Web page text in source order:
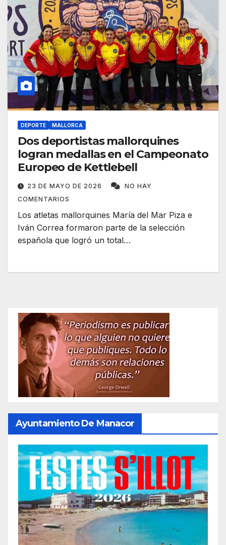
DEPORTE MALLORCA
Dos deportistas mallorquines
logran medallas en el Campeonato
Europeo de Kettlebell
23 DE MAYO DE 2026
NO HAY
COMENTARIOS
Los atletas mallorquines María del Mar Piza e
Iván Correa formaron parte de la selección
española que logró un total…
Ayuntamiento De Manacor